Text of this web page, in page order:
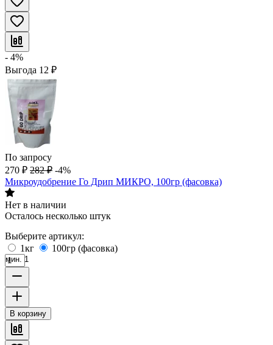
- 4%
Выгода 12 ₽
По запросу
270 ₽ 282 ₽ -4%
Микроудобрение Го Дрип МИКРО, 100гр (фасовка)
Нет в наличии
Осталось несколько штук
Выберите артикул:
1кг
100гр (фасовка)
мин. 1
В корзину